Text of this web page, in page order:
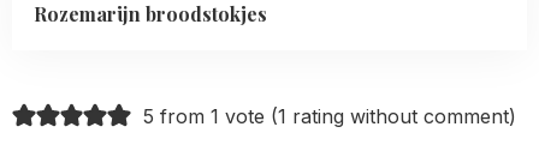
Rozemarijn broodstokjes
5 from 1 vote (1 rating without comment)